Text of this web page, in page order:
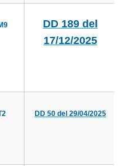
DD 189 del
17/12/2025
DD 50 del 29/04/2025